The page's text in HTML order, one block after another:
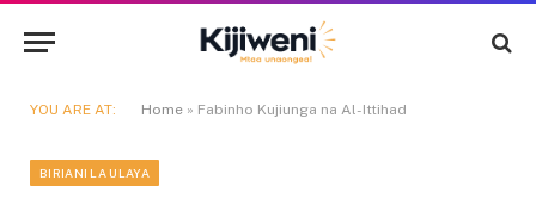
YOU ARE AT: Home » Fabinho Kujiunga na Al-Ittihad
BIRIANI LA ULAYA